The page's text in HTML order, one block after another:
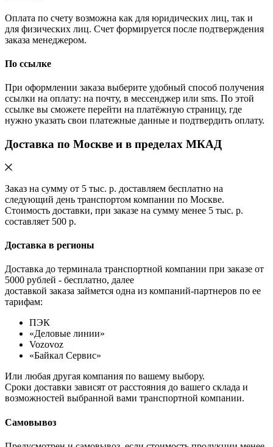
Оплата по счету возможна как для юридических лиц, так и
для физических лиц. Счет формируется после подтверждения
заказа менеджером.
По ссылке
При оформлении заказа выберите удобный способ получения
ссылки на оплату: на почту, в мессенджер или sms. По этой
ссылке вы сможете перейти на платёжную страницу, где
нужно указать свои платежные данные и подтвердить оплату.
Доставка по Москве и в пределах МКАД
Заказ на сумму от 5 тыс. р. доставляем бесплатно на
следующий день транспортом компании по Москве.
Стоимость доставки, при заказе на сумму менее 5 тыс. р.
составляет 500 р.
Доставка в регионы
Доставка до терминала транспортной компании при заказе от
5000 рублей - бесплатно, далее
доставкой заказа займется одна из компаний-партнеров по ее
тарифам:
ПЭК
«Деловые линии»
Vozovoz
«Байкал Сервис»
Или любая другая компания по вашему выбору.
Сроки доставки зависят от расстояния до вашего склада и
возможностей выбранной вами транспортной компании.
Самовывоз